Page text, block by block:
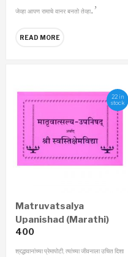
जेव्हा आपण रामाचे वानर बनतो तेव्हा.’
READ MORE
22 in
stock
Matruvatsalya
Upanishad (Marathi)
400
श्रद्धावानांच्या प्रेमापोटी, त्यांच्या जीवनाला उचित दिशा